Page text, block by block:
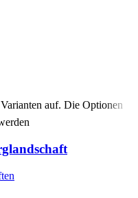
auf. Die Optionen